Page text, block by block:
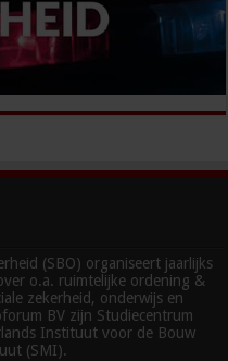
(SBO) organiseert jaarlijks
o.a. ruimtelijke ordening &
zekerheid, onderwijs en
BV zijn Studiecentrum
Instituut voor de Bouw
(SMI).